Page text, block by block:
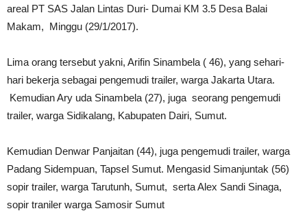
areal PT SAS Jalan Lintas Duri- Dumai KM 3.5 Desa Balai
Makam, Minggu (29/1/2017).
Lima orang tersebut yakni, Arifin Sinambela ( 46), yang sehari-
hari bekerja sebagai pengemudi trailer, warga Jakarta Utara.
Kemudian Ary uda Sinambela (27), juga seorang pengemudi
trailer, warga Sidikalang, Kabupaten Dairi, Sumut.
Kemudian Denwar Panjaitan (44), juga pengemudi trailer, warga
Padang Sidempuan, Tapsel Sumut. Mengasid Simanjuntak (56)
sopir trailer, warga Tarutunh, Sumut, serta Alex Sandi Sinaga,
sopir traniler warga Samosir Sumut